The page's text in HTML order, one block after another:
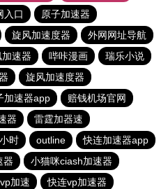
入口
原子加速器
旋风加速度器
外网网址导航
速器 哔咔漫画
瑞乐小说
旋风加速度器
加速器app
赔钱机场官网
器
雷霆加器速
时
outline
快连加速器app
器
小猫咪ciash加速器
加速
快连vp加速器